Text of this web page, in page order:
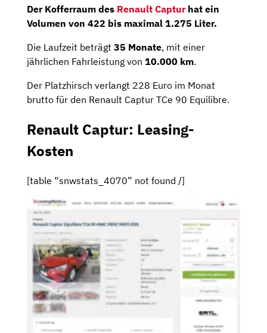
Der Kofferraum des Renault Capturhat ein
Volumen von 422 bis maximal 1.275 Liter.
Die Laufzeit beträgt 35 Monate, mit einer
jährlichen Fahrleistung von 10.000 km.
Der Platzhirsch verlangt 228 Euro im Monat
brutto für den Renault Captur TCe 90 Equilibre.
Renault Captur: Leasing-
Kosten
[table “snwstats_4070” not found /]